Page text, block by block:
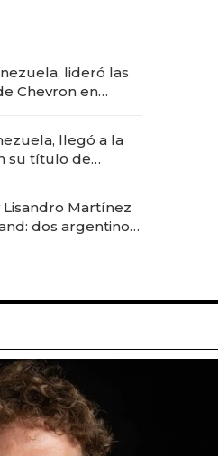
lideró las
Chevron en
llegó a la
su título de
premium"
Lisandro Martínez
dos argentinos